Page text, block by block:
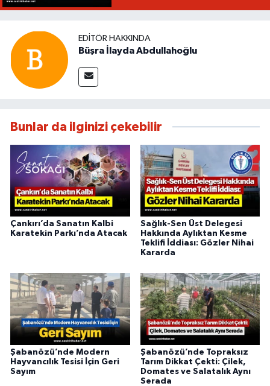
EDITÖR HAKKINDA
Büşra İlayda Abdullahoğlu
Bunlar da ilginizi çekebilir
Çankırı’da Sanatın Kalbi
Karatekin Parkı’nda Atacak
Sağlık-Sen Üst Delegesi
Hakkında Aylıktan Kesme
Teklifi İddiası: Gözler Nihai
Kararda
Şabanözü’nde Modern
Hayvancılık Tesisi İçin Geri
Sayım
Şabanözü’nde Topraksız
Tarım Dikkat Çekti: Çilek,
Domates ve Salatalık Aynı
Serada